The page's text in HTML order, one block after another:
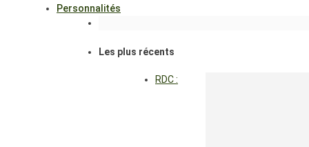
Personnalités
Les plus récents
RDC :